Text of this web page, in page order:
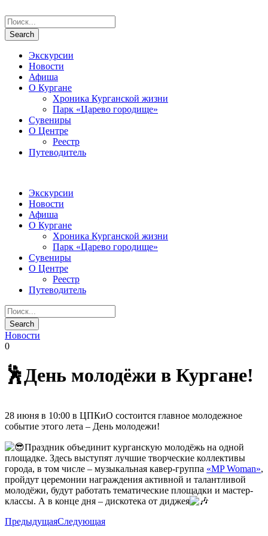
Экскурсии
Новости
Афиша
О Кургане
Хроника Курганской жизни
Парк «Царево городище»
Сувениры
О Центре
Реестр
Путеводитель
Экскурсии
Новости
Афиша
О Кургане
Хроника Курганской жизни
Парк «Царево городище»
Сувениры
О Центре
Реестр
Путеводитель
Новости
0
🕺День молодёжи в Кургане!
28 июня в 10:00 в ЦПКиО состоится главное молодежное
событие этого лета – День молодежи!
Праздник объединит курганскую молодёжь на одной
площадке. Здесь выступят лучшие творческие коллективы
города, в том числе – музыкальная кавер-группа «MP Woman»,
пройдут церемонии награждения активной и талантливой
молодёжи, будут работать тематические площадки и мастер-
классы. А в конце дня – дискотека от диджея
ПредыдущаяСледующая